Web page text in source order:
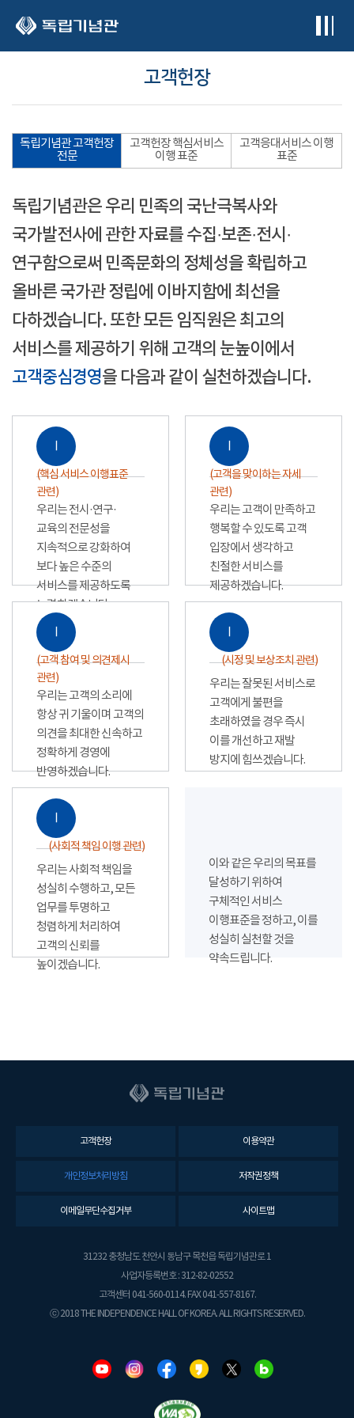
고객헌장
독립기념관 고객헌장
전문
고객헌장 핵심서비스
이행 표준
고객응대서비스 이행
표준
독립기념관은 우리 민족의 국난극복사와
국가발전사에 관한 자료를 수집·보존·전시·
연구함으로써 민족문화의 정체성을 확립하고
올바른 국가관 정립에 이바지함에 최선을
다하겠습니다. 또한 모든 임직원은 최고의
서비스를 제공하기 위해 고객의 눈높이에서
고객중심경영을 다음과 같이 실천하겠습니다.
Ⅰ
(핵심 서비스 이행표준
관련)
우리는 전시·연구·
교육의 전문성을
지속적으로 강화하여
보다 높은 수준의
서비스를 제공하도록
노력하겠습니다.
Ⅰ
(고객을 맞이하는 자세
관련)
우리는 고객이 만족하고
행복할 수 있도록 고객
입장에서 생각하고
친절한 서비스를
제공하겠습니다.
Ⅰ
(고객 참여 및 의견제시
관련)
우리는 고객의 소리에
항상 귀 기울이며 고객의
의견을 최대한 신속하고
정확하게 경영에
반영하겠습니다.
Ⅰ
(시정 및 보상조치 관련)
우리는 잘못된 서비스로
고객에게 불편을
초래하였을 경우 즉시
이를 개선하고 재발
방지에 힘쓰겠습니다.
Ⅰ
(사회적 책임 이행 관련)
우리는 사회적 책임을
성실히 수행하고, 모든
업무를 투명하고
청렴하게 처리하여
고객의 신뢰를
높이겠습니다.
이와 같은 우리의 목표를
달성하기 위하여
구체적인 서비스
이행표준을 정하고, 이를
성실히 실천할 것을
약속드립니다.
고객헌장 이용약관
개인정보처리방침 저작권정책
이메일무단수집거부 사이트맵
31232 충청남도 천안시 동남구 목천읍 독립기념관로 1
사업자등록번호 : 312-82-02552
고객센터 041-560-0114. FAX 041-557-8167.
ⓒ 2018 THE INDEPENDENCE HALL OF KOREA. ALL RIGHTS RESERVED.